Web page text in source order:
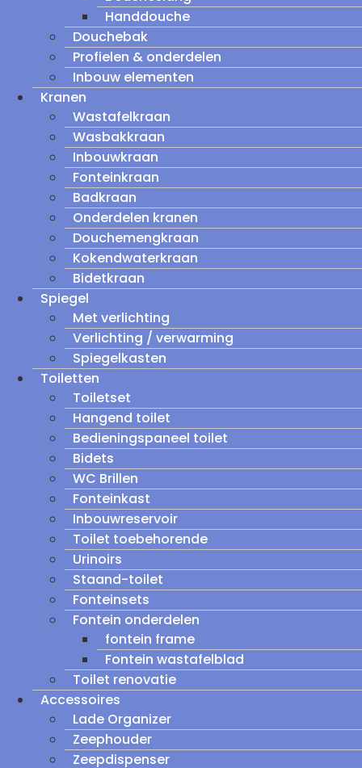
Handdouche
Douchebak
Profielen & onderdelen
Inbouw elementen
Kranen
Wastafelkraan
Wasbakkraan
Inbouwkraan
Fonteinkraan
Badkraan
Onderdelen kranen
Douchemengkraan
Kokendwaterkraan
Bidetkraan
Spiegel
Met verlichting
Verlichting / verwarming
Spiegelkasten
Toiletten
Toiletset
Hangend toilet
Bedieningspaneel toilet
Bidets
WC Brillen
Fonteinkast
Inbouwreservoir
Toilet toebehorende
Urinoirs
Staand-toilet
Fonteinsets
Fontein onderdelen
fontein frame
Fontein wastafelblad
Toilet renovatie
Accessoires
Lade Organizer
Zeephouder
Zeepdispenser